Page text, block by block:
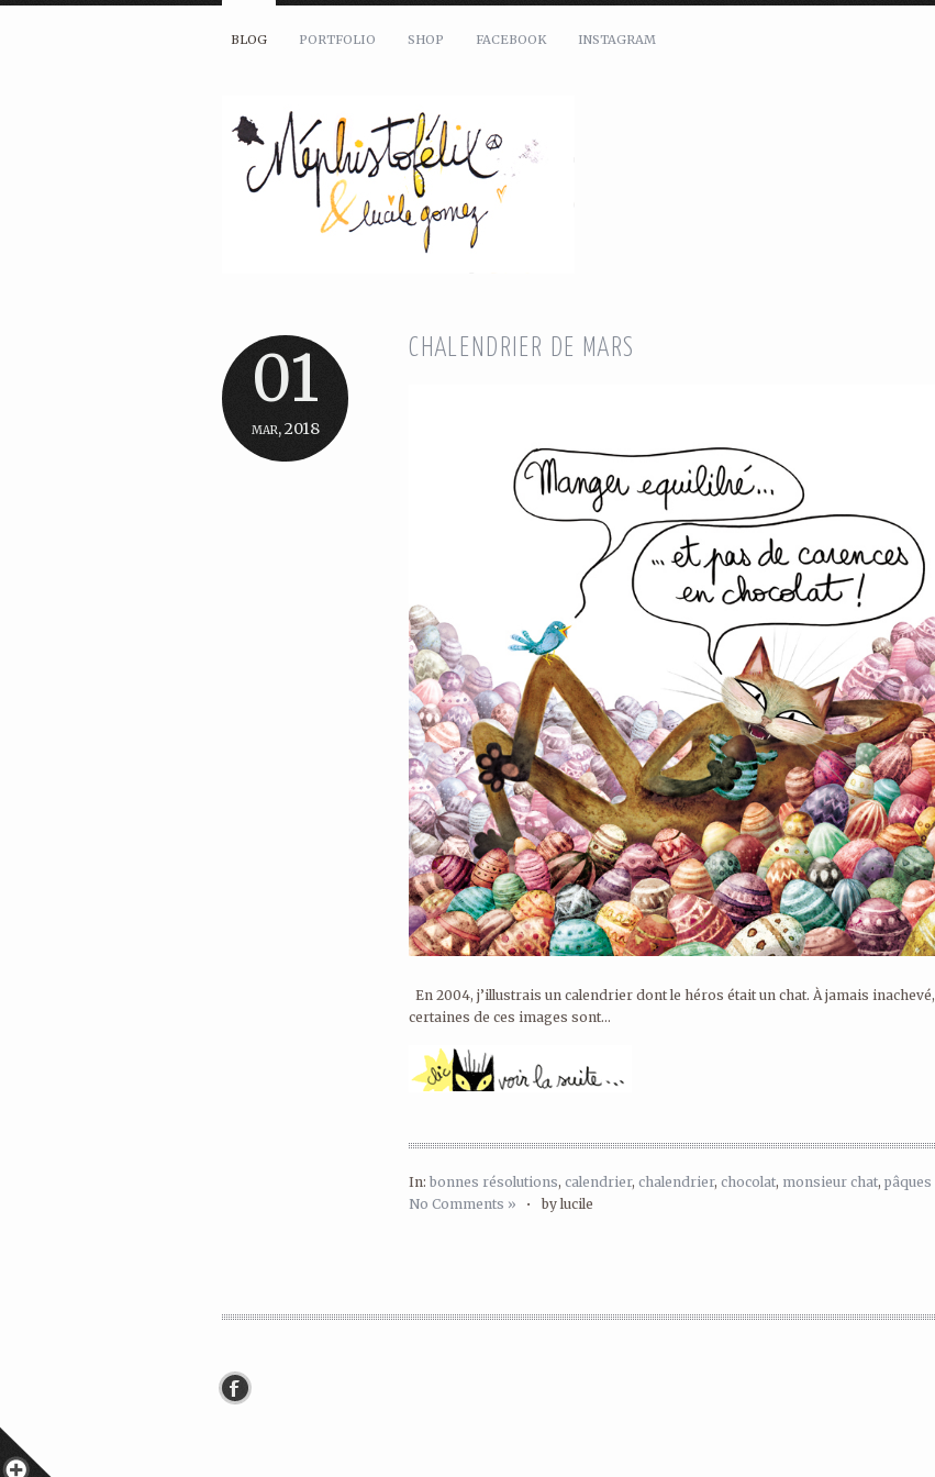
BLOG PORTFOLIO SHOP FACEBOOK INSTAGRAM
01
mar, 2018
CHALENDRIER DE MARS
En 2004, j’illustrais un calendrier dont le héros était un chat. À jamais inachevé,
certaines de ces images sont...
In: bonnes résolutions, calendrier, chalendrier, chocolat, monsieur chat, pâques
No Comments » •by lucile